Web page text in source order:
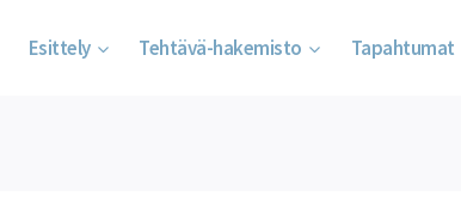
Esittely Tehtävä-hakemisto Tapahtumat